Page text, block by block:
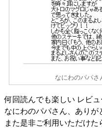
なにわのパパさ
何回読んでも楽しい レビュ
なにわのパパさん、ありが
また是非ご利用いただけた